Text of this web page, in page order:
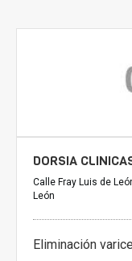
DORSIA
Calle Fray Luis de
León
Eliminación